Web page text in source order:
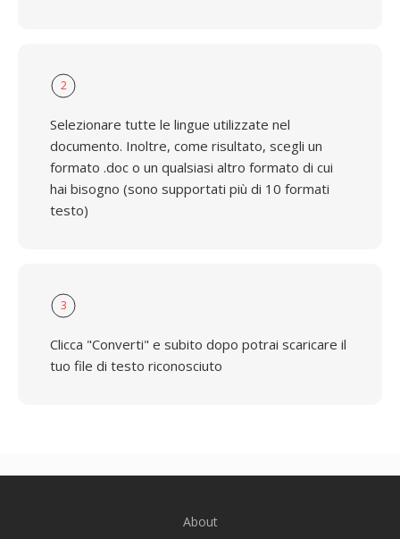
2
Selezionare tutte le lingue utilizzate nel
documento. Inoltre, come risultato, scegli un
formato .doc o un qualsiasi altro formato di cui
hai bisogno (sono supportati più di 10 formati
testo)
3
Clicca "Converti" e subito dopo potrai scaricare il
tuo file di testo riconosciuto
About